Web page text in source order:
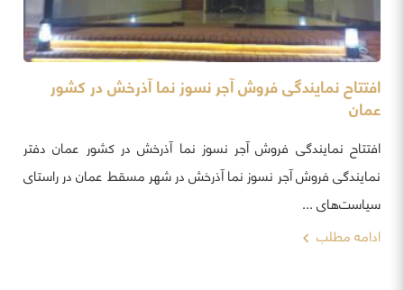
افتتاح نمایندگی فروش آجر نسوز نما آذرخش در کشور
عمان
افتتاح نمایندگی فروش آجر نسوز نما آذرخش در کشور عمان دفتر
نمایندگی فروش آجر نسوز نما آذرخش در شهر مسقط عمان در راستای
سیاست‌های ...
ادامه مطلب